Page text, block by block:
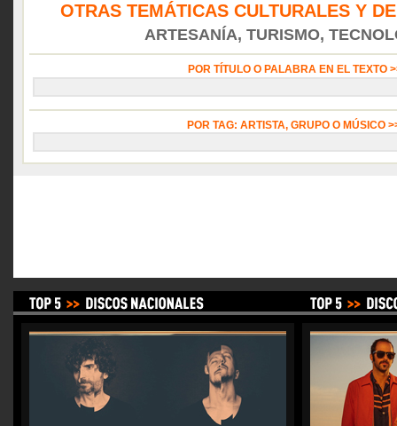
OTRAS TEMÁTICAS CULTURALES Y
ARTESANÍA, TURISMO,
POR TÍTULO O PALABRA EN EL TEXTO
POR TAG: ARTISTA, GRUPO O MÚSICO